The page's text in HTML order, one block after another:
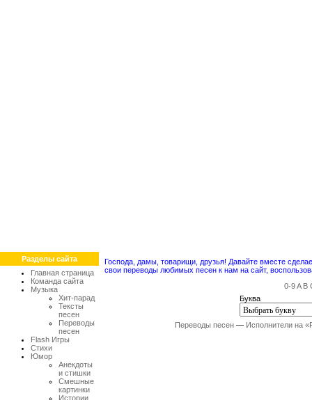
Разделы сайта
Главная страница
Команда сайта
Музыка
Хит-парад
Тексты
песен
Переводы
песен
Flash Игры
Стихи
Юмор
Анекдоты
и стишки
Смешные
картинки
Истории
Господа, дамы, товарищи, друзья! Давайте вместе
свои переводы любимых песен к нам на сайт,
0-9 A B
Буква
Переводы песен — Исполнители на